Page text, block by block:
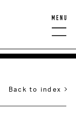
Back to index